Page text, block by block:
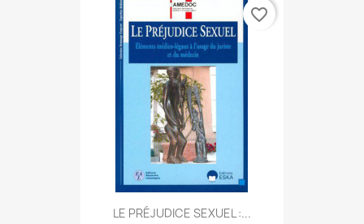
LE PRÉJUDICE SEXUEL :...
favorite_border